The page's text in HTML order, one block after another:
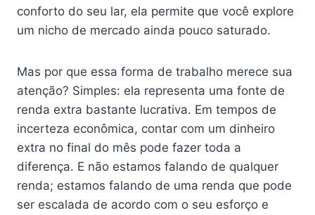
conforto do seu lar, ela permite que você explore
um nicho de mercado ainda pouco saturado.
Mas por que essa forma de trabalho merece sua
atenção? Simples: ela representa uma fonte de
renda extra bastante lucrativa. Em tempos de
incerteza econômica, contar com um dinheiro
extra no final do mês pode fazer toda a
diferença. E não estamos falando de qualquer
renda; estamos falando de uma renda que pode
ser escalada de acordo com o seu esforço e